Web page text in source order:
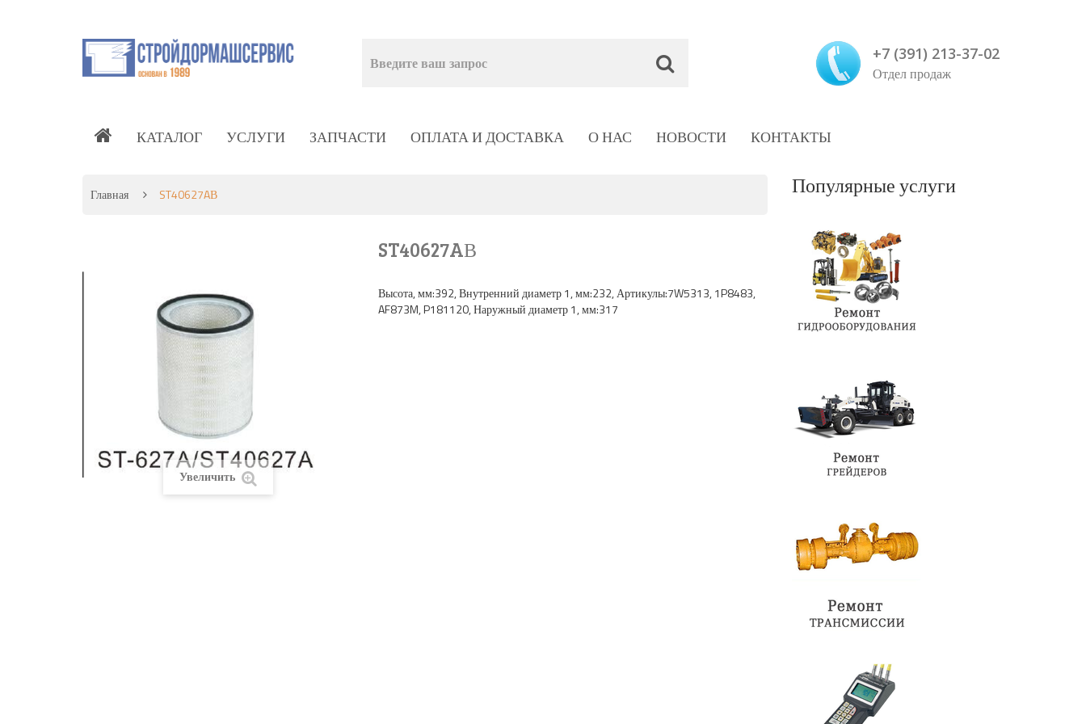
+7 (391) 213-37-02
Отдел продаж
КАТАЛОГ УСЛУГИ ЗАПЧАСТИ ОПЛАТА И ДОСТАВКА О НАС НОВОСТИ КОНТАКТЫ
Главная ST40627AВ
Увеличить
ST40627AВ
Высота, мм:392, Внутренний диаметр 1, мм:232, Артикулы:7W5313, 1P8483,
AF873M, P181120, Наружный диаметр 1, мм:317
Популярные услуги